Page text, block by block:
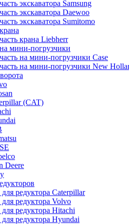
экскаватора Samsung
экскаватора Daewoo
экскаватора Sumitomo
крана Liebherr
мини-погрузчики
на мини-погрузчики Case
на мини-погрузчики New
(CAT)
Deere
для редуктора Caterpillar
для редуктора Volvo
для редуктора Hitachi
для редуктора Hyundai